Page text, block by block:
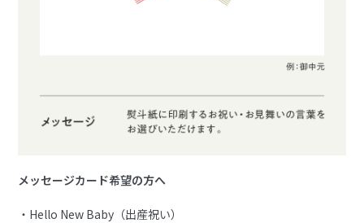
メッセージカード希望の方へ
・Hello New Baby（出産祝い）